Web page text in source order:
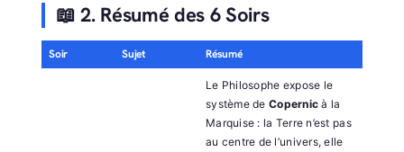
📖 2. Résumé des 6 Soirs
Soir Sujet Résumé
Le Philosophe expose le
système de Copernic à la
Marquise : la Terre n’est pas
au centre de l’univers, elle